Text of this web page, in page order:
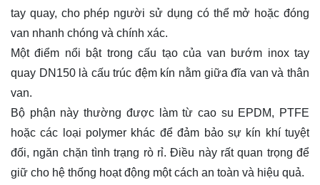
tay quay, cho phép người sử dụng có thể mở hoặc đóng
van nhanh chóng và chính xác.
Một điểm nổi bật trong cấu tạo của van bướm inox tay
quay DN150 là cấu trúc đệm kín nằm giữa đĩa van và thân
van.
Bộ phận này thường được làm từ cao su EPDM, PTFE
hoặc các loại polymer khác để đảm bảo sự kín khí tuyệt
đối, ngăn chặn tình trạng rò rỉ. Điều này rất quan trọng để
giữ cho hệ thống hoạt động một cách an toàn và hiệu quả.